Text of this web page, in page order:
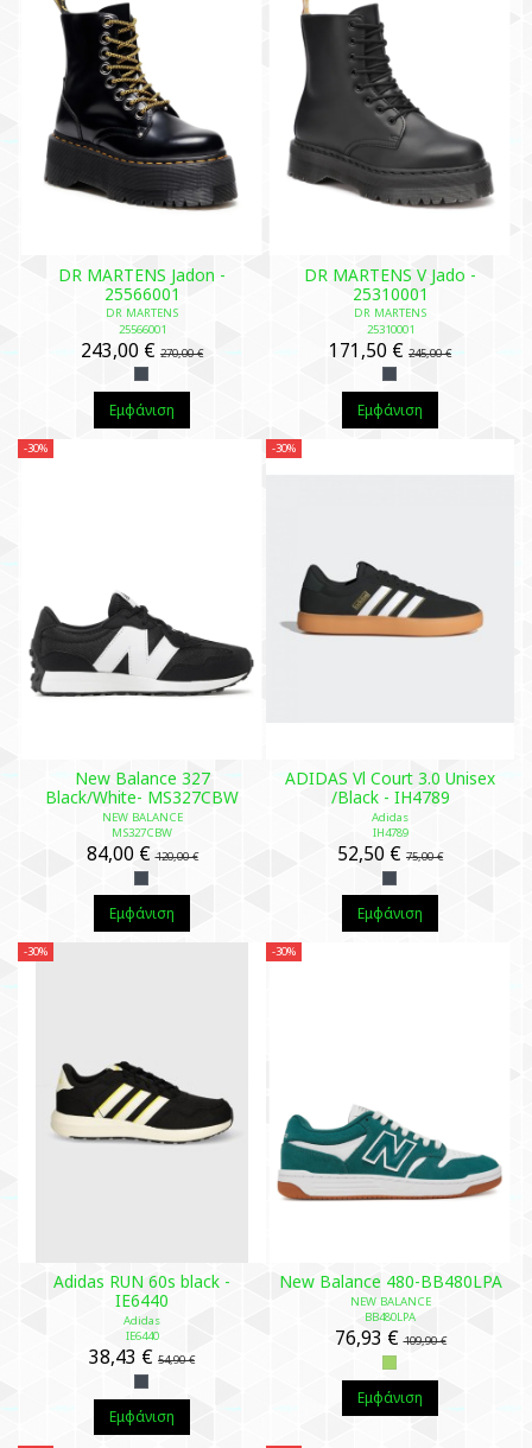
DR MARTENS Jadon -
25566001
DR MARTENS
25566001
243,00 € 270,00 €
Εμφάνιση
DR MARTENS V Jado -
25310001
DR MARTENS
25310001
171,50 € 245,00 €
Εμφάνιση
-30%
New Balance 327
Black/White- MS327CBW
NEW BALANCE
MS327CBW
84,00 €120,00 €
Εμφάνιση
-30%
ADIDAS Vl Court 3.0 Unisex
/Black - IH4789
Adidas
IH4789
52,50 € 75,00 €
Εμφάνιση
-30%
Adidas RUN 60s black -
IE6440
Adidas
IE6440
38,43 € 54,90 €
Εμφάνιση
-30%
New Balance 480-BB480LPA
NEW BALANCE
BB480LPA
76,93 €109,90 €
Εμφάνιση